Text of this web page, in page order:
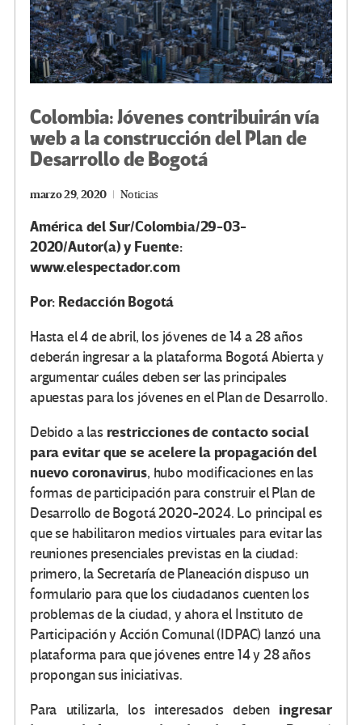
Colombia: Jóvenes contribuirán vía
web a la construcción del Plan de
Desarrollo de Bogotá
marzo 29, 2020 Noticias
América del Sur/Colombia/29-03-
2020/Autor(a) y Fuente:
www.elespectador.com
Por: Redacción Bogotá
Hasta el 4 de abril, los jóvenes de 14 a 28 años
deberán ingresar a la plataforma Bogotá Abierta y
argumentar cuáles deben ser las principales
apuestas para los jóvenes en el Plan de Desarrollo.
Debido a las restricciones de contacto social
para evitar que se acelere la propagación del
nuevo coronavirus, hubo modificaciones en las
formas de participación para construir el Plan de
Desarrollo de Bogotá 2020-2024. Lo principal es
que se habilitaron medios virtuales para evitar las
reuniones presenciales previstas en la ciudad:
primero, la Secretaría de Planeación dispuso un
formulario para que los ciudadanos cuenten los
problemas de la ciudad, y ahora el Instituto de
Participación y Acción Comunal (IDPAC) lanzó una
plataforma para que jóvenes entre 14 y 28 años
propongan sus iniciativas.
Para utilizarla, los interesados deben ingresar